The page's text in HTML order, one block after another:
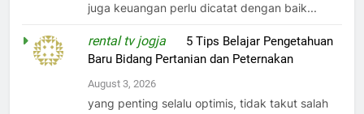
juga keuangan perlu dicatat dengan baik...
rental tv jogja
5 Tips Belajar Pengetahuan
Baru Bidang Pertanian dan Peternakan
August 3, 2026
yang penting selalu optimis, tidak takut salah